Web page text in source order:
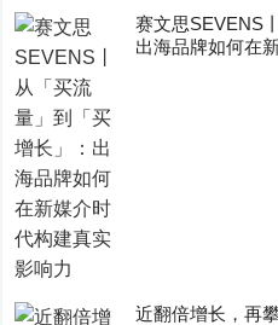
赛文思SEVENS
出海品牌如何在
近翻倍增长，再